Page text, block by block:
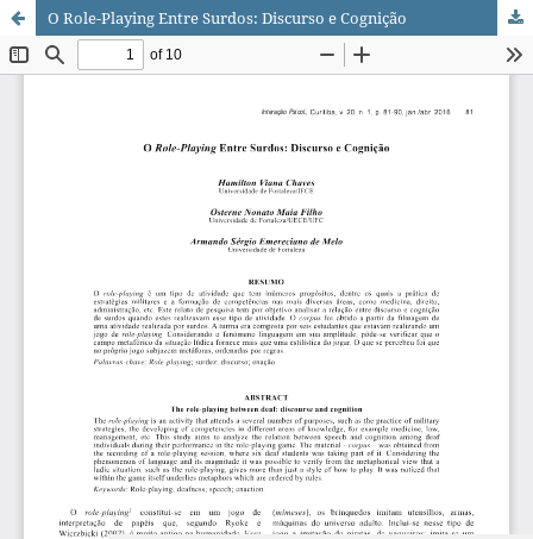
O Role-Playing Entre Surdos: Discurso e Cognição